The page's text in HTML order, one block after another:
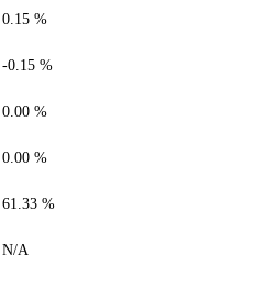
0.15 %
-0.15 %
0.00 %
0.00 %
61.33 %
N/A